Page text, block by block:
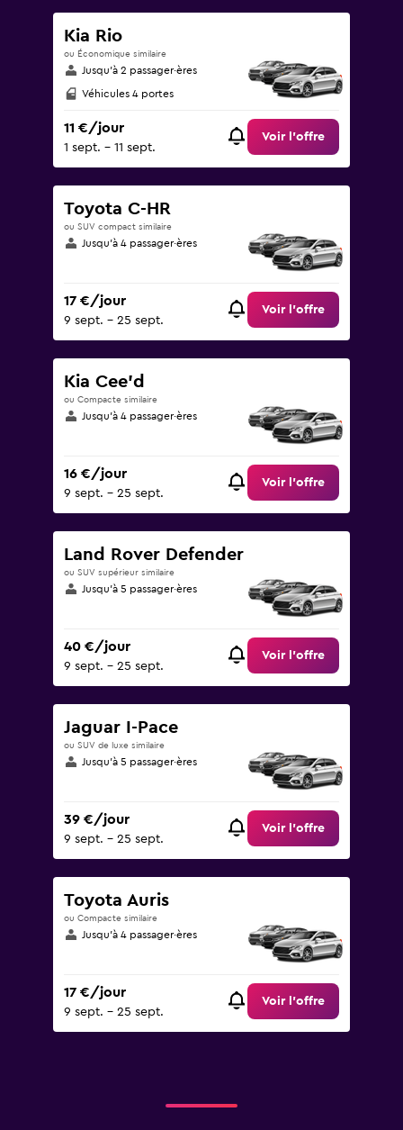
Kia Rio
ou Économique similaire
Jusqu’à 2 passager·ères
Véhicules 4 portes
11 €/jour
1 sept. - 11 sept.
Voir l’offre
Toyota C-HR
ou SUV compact similaire
Jusqu’à 4 passager·ères
17 €/jour
9 sept. - 25 sept.
Voir l’offre
Kia Cee'd
ou Compacte similaire
Jusqu’à 4 passager·ères
16 €/jour
9 sept. - 25 sept.
Voir l’offre
Land Rover Defender
ou SUV supérieur similaire
Jusqu’à 5 passager·ères
40 €/jour
9 sept. - 25 sept.
Voir l’offre
Jaguar I-Pace
ou SUV de luxe similaire
Jusqu’à 5 passager·ères
39 €/jour
9 sept. - 25 sept.
Voir l’offre
Toyota Auris
ou Compacte similaire
Jusqu’à 4 passager·ères
17 €/jour
9 sept. - 25 sept.
Voir l’offre